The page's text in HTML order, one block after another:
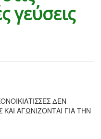
γεύσεις
ΔΕΝ
ΑΓΩΝΙΖΟΝΤΑΙ ΓΙΑ ΤΗΝ